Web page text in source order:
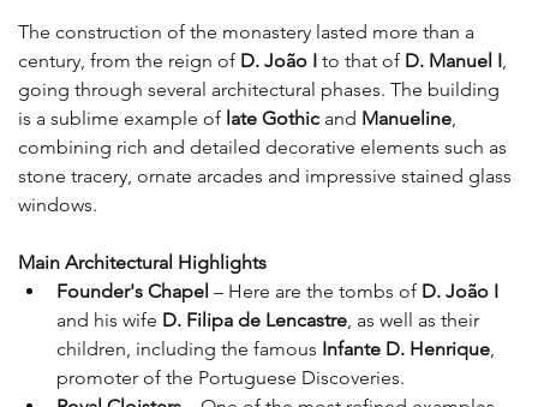
The construction of the monastery lasted more than a
century, from the reign of D. João I to that of D. Manuel I,
going through several architectural phases. The building
is a sublime example of late Gothic and Manueline,
combining rich and detailed decorative elements such as
stone tracery, ornate arcades and impressive stained glass
windows.
Main Architectural Highlights
Founder's Chapel – Here are the tombs of D. João I
and his wife D. Filipa de Lencastre, as well as their
children, including the famous Infante D. Henrique,
promoter of the Portuguese Discoveries.